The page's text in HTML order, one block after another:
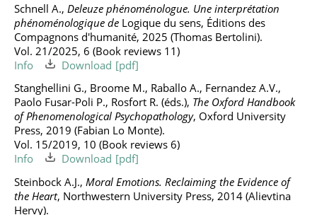
Schnell A., Deleuze phénoménologue. Une interprétation
phénoménologique de Logique du sens, Éditions des
Compagnons d'humanité, 2025 (Thomas Bertolini).
Vol. 21/2025, 6 (Book reviews 11)
Info
Download
Stanghellini G., Broome M., Raballo A., Fernandez A.V.,
Paolo Fusar-Poli P., Rosfort R. (éds.), The Oxford Handbook
of Phenomenological Psychopathology, Oxford University
Press, 2019 (Fabian Lo Monte).
Vol. 15/2019, 10 (Book reviews 6)
Info
Download
Steinbock A.J., Moral Emotions. Reclaiming the Evidence of
the Heart, Northwestern University Press, 2014 (Alievtina
Hervy).